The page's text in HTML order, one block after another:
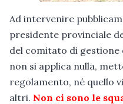
Ad intervenire
presidente provinciale
del comitato di gestione
non si applica nulla,
regolamento, né quello
altri. Non ci sono le